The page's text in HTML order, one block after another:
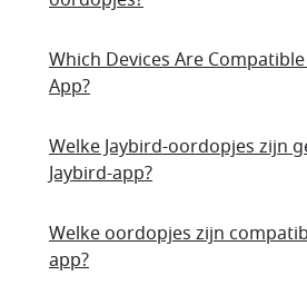
Which Devices Are
App?
Welke Jaybird-oordopjes zijn
Jaybird-app?
Welke oordopjes zijn
app?